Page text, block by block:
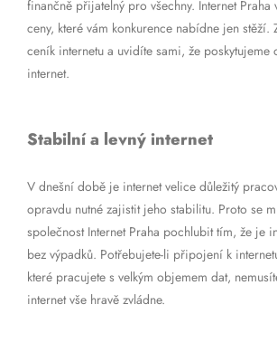
finančně přijatelný pro všechny. Internet Praha
ceny, které vám konkurence nabídne jen stěží.
ceník internetu a uvidíte sami, že poskytujeme
internet.
Stabilní a levný internet
V dnešní době je internet velice důležitý
opravdu nutné zajistit jeho stabilitu. Proto se
společnost Internet Praha pochlubit tím, že je
bez výpadků. Potřebujete-li připojení k
které pracujete s velkým objemem dat,
internet vše hravě zvládne.